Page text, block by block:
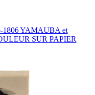
YAMAUBA et
SUR PAPIER